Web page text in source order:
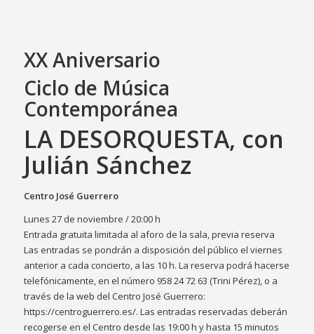
XX Aniversario
Ciclo de Música
Contemporánea
LA DESORQUESTA, con
Julián Sánchez
Centro José Guerrero
Lunes 27 de noviembre / 20:00 h
Entrada gratuita limitada al aforo de la sala, previa reserva
Las entradas se pondrán a disposición del público el viernes
anterior a cada concierto, a las 10 h. La reserva podrá hacerse
telefónicamente, en el número 958 24 72 63 (Trini Pérez), o a
través de la web del Centro José Guerrero:
https://centroguerrero.es/. Las entradas reservadas deberán
recogerse en el Centro desde las 19:00 h y hasta 15 minutos